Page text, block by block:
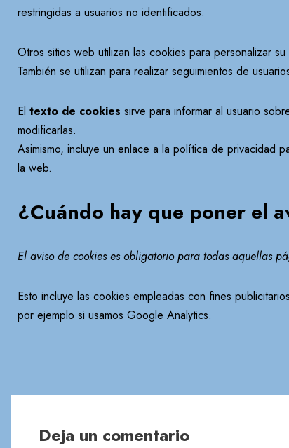
restringidas a usuarios no identificados.
Otros sitios web utilizan las cookies para personalizar
También se utilizan para realizar seguimientos de
El texto de cookies sirve para informar al usuario
modificarlas.
Asimismo, incluye un enlace a la política de privacidad
la web.
¿Cuándo hay que poner el
El aviso de cookies es obligatorio para todas aquellas
Esto incluye las cookies empleadas con fines
por ejemplo si usamos Google Analytics.
Deja un comentario